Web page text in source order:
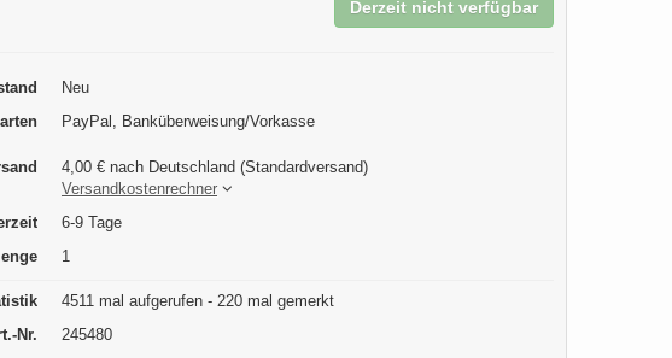
Derzeit nicht verfügbar
Neu
PayPal, Banküberweisung/Vorkasse
4,00 € nach Deutschland (Standardversand)
Versandkostenrechner
6-9 Tage
1
4511 mal aufgerufen - 220 mal gemerkt
Nr.
245480